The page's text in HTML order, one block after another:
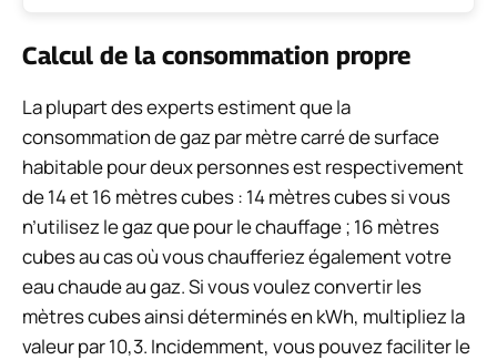
Calcul de la consommation propre
La plupart des experts estiment que la
consommation de gaz par mètre carré de surface
habitable pour deux personnes est respectivement
de 14 et 16 mètres cubes : 14 mètres cubes si vous
n’utilisez le gaz que pour le chauffage ; 16 mètres
cubes au cas où vous chaufferiez également votre
eau chaude au gaz. Si vous voulez convertir les
mètres cubes ainsi déterminés en kWh, multipliez la
valeur par 10,3. Incidemment, vous pouvez faciliter le